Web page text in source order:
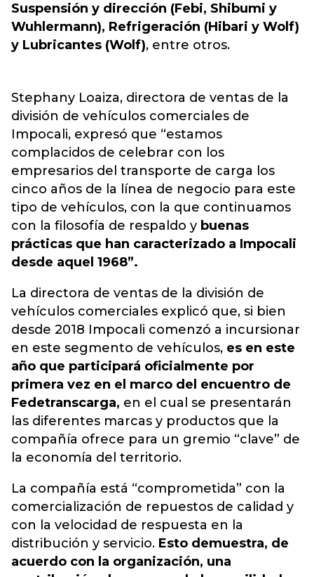
Suspensión y dirección (Febi, Shibumi y
Wuhlermann), Refrigeración (Hibari y Wolf)
y Lubricantes (Wolf), entre otros.
Stephany Loaiza, directora de ventas de la
división de vehículos comerciales de
Impocali, expresó que “estamos
complacidos de celebrar con los
empresarios del transporte de carga los
cinco años de la línea de negocio para este
tipo de vehículos, con la que continuamos
con la filosofía de respaldo y buenas
prácticas que han caracterizado a Impocali
desde aquel 1968”.
La directora de ventas de la división de
vehículos comerciales explicó que, si bien
desde 2018 Impocali comenzó a incursionar
en este segmento de vehículos, es en este
año que participará oficialmente por
primera vez en el marco del encuentro de
Fedetranscarga, en el cual se presentarán
las diferentes marcas y productos que la
compañía ofrece para un gremio “clave” de
la economía del territorio.
La compañía está “comprometida” con la
comercialización de repuestos de calidad y
con la velocidad de respuesta en la
distribución y servicio. Esto demuestra, de
acuerdo con la organización, una